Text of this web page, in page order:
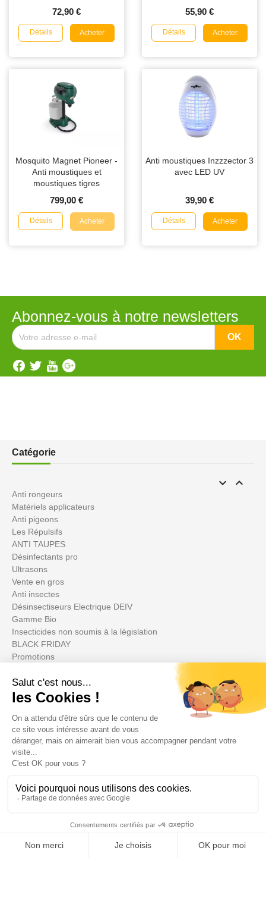
72,90 €
Détails Acheter
55,90 €
Détails Acheter
Mosquito Magnet Pioneer -
Anti moustiques et
moustiques tigres
799,00 €
Détails Acheter
Anti moustiques Inzzzector 3
avec LED UV
39,90 €
Détails Acheter
Abonnez-vous à notre newsletters
Catégorie
 
Anti rongeurs
Matériels applicateurs
Anti pigeons
Les Répulsifs
ANTI TAUPES
Désinfectants pro
Ultrasons
Vente en gros
Anti insectes
Désinsectiseurs Electrique DEIV
Gamme Bio
Insecticides non soumis à la législation
BLACK FRIDAY
Promotions
Votre compte
Informations
